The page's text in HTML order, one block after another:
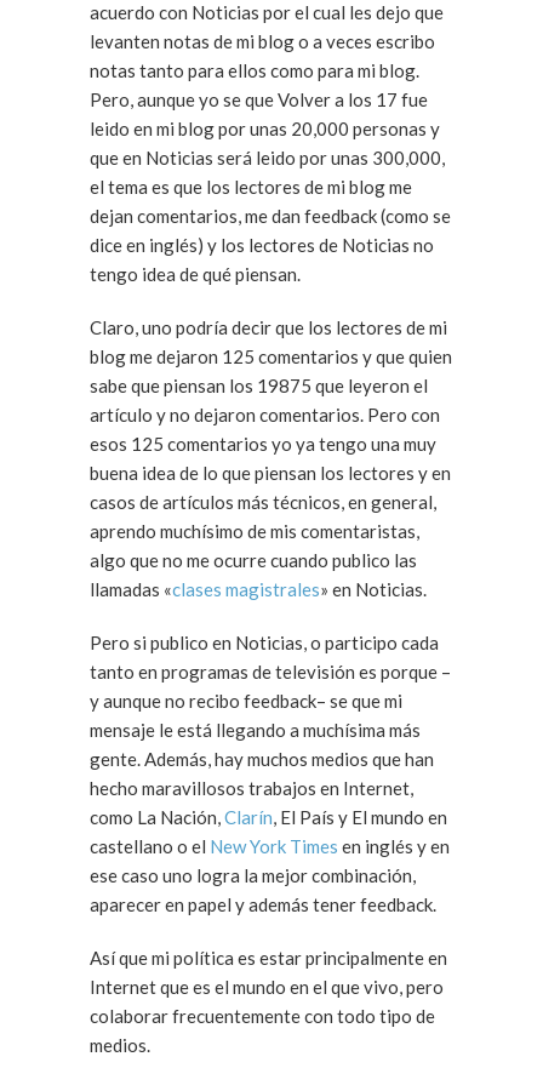
acuerdo con Noticias por el cual les dejo que
levanten notas de mi blog o a veces escribo
notas tanto para ellos como para mi blog.
Pero, aunque yo se que Volver a los 17 fue
leido en mi blog por unas 20,000 personas y
que en Noticias será leido por unas 300,000,
el tema es que los lectores de mi blog me
dejan comentarios, me dan feedback (como se
dice en inglés) y los lectores de Noticias no
tengo idea de qué piensan.
Claro, uno podría decir que los lectores de mi
blog me dejaron 125 comentarios y que quien
sabe que piensan los 19875 que leyeron el
artículo y no dejaron comentarios. Pero con
esos 125 comentarios yo ya tengo una muy
buena idea de lo que piensan los lectores y en
casos de artículos más técnicos, en general,
aprendo muchísimo de mis comentaristas,
algo que no me ocurre cuando publico las
llamadas «clases magistrales» en Noticias.
Pero si publico en Noticias, o participo cada
tanto en programas de televisión es porque –
y aunque no recibo feedback– se que mi
mensaje le está llegando a muchísima más
gente. Además, hay muchos medios que han
hecho maravillosos trabajos en Internet,
como La Nación,Clarín, El País y El mundo en
castellano o el New York Times en inglés y en
ese caso uno logra la mejor combinación,
aparecer en papel y además tener feedback.
Así que mi política es estar principalmente en
Internet que es el mundo en el que vivo, pero
colaborar frecuentemente con todo tipo de
medios.